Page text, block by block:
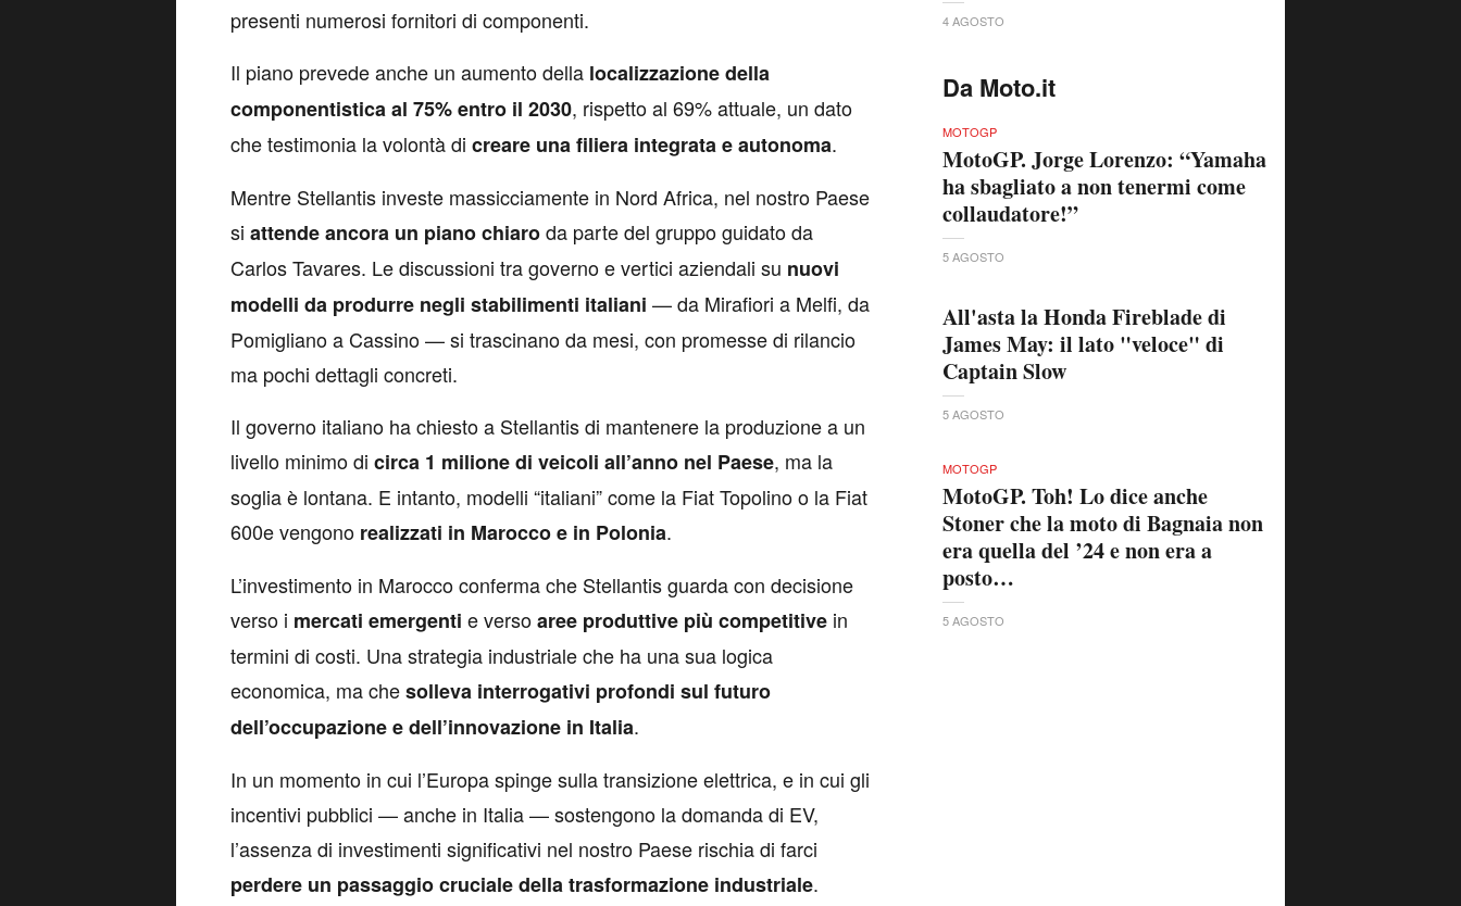
presenti numerosi fornitori di componenti.
Il piano prevede anche un aumento della localizzazione della
componentistica al 75% entro il 2030, rispetto al 69% attuale, un dato
che testimonia la volontà di creare una filiera integrata e autonoma.
Mentre Stellantis investe massicciamente in Nord Africa, nel nostro Paese
si attende ancora un piano chiaroda parte del gruppo guidato da
Carlos Tavares. Le discussioni tra governo e vertici aziendali su nuovi
modelli da produrre negli stabilimenti italiani — da Mirafiori a Melfi, da
Pomigliano a Cassino — si trascinano da mesi, con promesse di rilancio
ma pochi dettagli concreti.
Il governo italiano ha chiesto a Stellantis di mantenere la produzione a un
livello minimo di circa 1 milione di veicoli all’anno nel Paese, ma la
soglia è lontana. E intanto, modelli “italiani” come la Fiat Topolino o la Fiat
600e vengono realizzati in Marocco e in Polonia.
L’investimento in Marocco conferma che Stellantis guarda con decisione
verso i mercati emergenti e versoaree produttive più competitive in
termini di costi. Una strategia industriale che ha una sua logica
economica, ma chesolleva interrogativi profondi sul futuro
dell’occupazione e dell’innovazione in Italia.
In un momento in cui l’Europa spinge sulla transizione elettrica, e in cui gli
incentivi pubblici — anche in Italia — sostengono la domanda di EV,
l’assenza di investimenti significativi nel nostro Paese rischia di farci
perdere un passaggio cruciale della trasformazione industriale.
4 AGOSTO
Da Moto.it
MOTOGP
MotoGP. Jorge Lorenzo: “Yamaha
ha sbagliato a non tenermi come
collaudatore!”
5 AGOSTO
All'asta la Honda Fireblade di
James May: il lato "veloce" di
Captain Slow
5 AGOSTO
MOTOGP
MotoGP. Toh! Lo dice anche
Stoner che la moto di Bagnaia non
era quella del ’24 e non era a
posto…
5 AGOSTO